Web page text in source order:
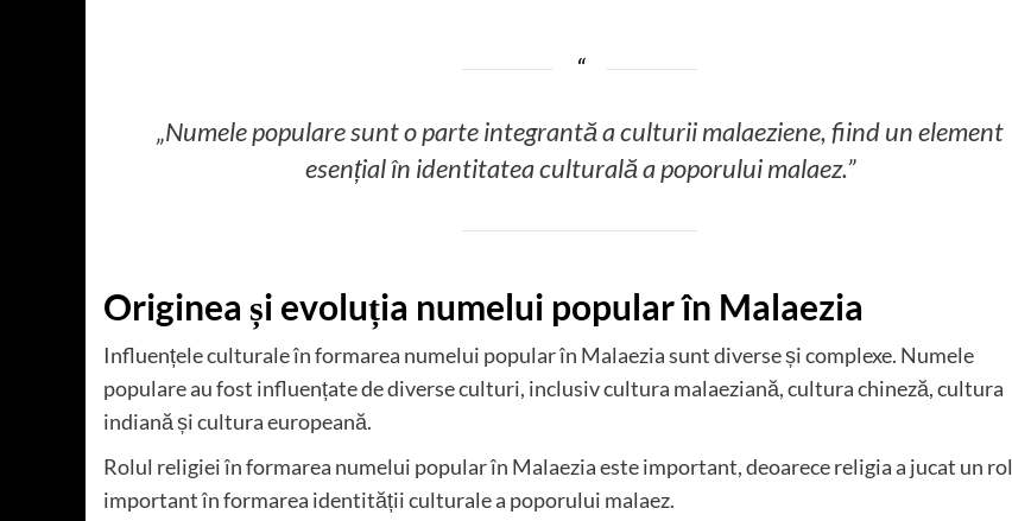
„Numele populare sunt o parte integrantă a culturii malaeziene, fiind un element
esențial în identitatea culturală a poporului malaez.”
Originea și evoluția numelui popular în Malaezia
Influențele culturale în formarea numelui popular în Malaezia sunt diverse și complexe. Numele
populare au fost influențate de diverse culturi, inclusiv cultura malaeziană, cultura chineză, cultura
indiană și cultura europeană.
Rolul religiei în formarea numelui popular în Malaezia este important, deoarece religia a jucat un rol
important în formarea identității culturale a poporului malaez.